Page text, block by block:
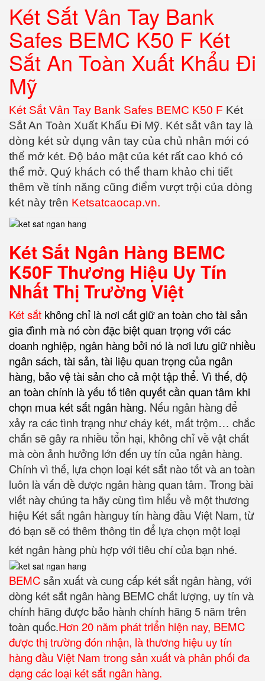
Két Sắt Vân Tay Bank
Safes BEMC K50 F Két
Sắt An Toàn Xuất Khẩu Đi
Mỹ
Két Sắt Vân Tay Bank Safes BEMC K50 F Két
Sắt An Toàn Xuất Khẩu Đi Mỹ. Két sắt vân tay là
dòng két sử dụng vân tay của chủ nhân mới có
thể mở két. Độ bảo mật của két rất cao khó có
thể mở. Quý khách có thể tham khảo chi tiết
thêm về tính năng cũng điểm vượt trội của dòng
két này trên Ketsatcaocap.vn.
Két Sắt Ngân Hàng BEMC
K50F Thương Hiệu Uy Tín
Nhất Thị Trường Việt
Két sắt không chỉ là nơi cất giữ an toàn cho tài sản
gia đình mà nó còn đặc biệt quan trọng với các
doanh nghiệp, ngân hàng bởi nó là nơi lưu giữ nhiều
ngân sách, tài sản, tài liệu quan trọng của ngân
hàng, bảo vệ tài sản cho cả một tập thể. Vì thế, độ
an toàn chính là yếu tố tiên quyết cần quan tâm khi
chọn mua két sắt ngân hàng. Nếu ngân hàng để
xảy ra các tình trạng như cháy két, mất trộm… chắc
chắn sẽ gây ra nhiều tổn hại, không chỉ về vật chất
mà còn ảnh hưởng lớn đến uy tín của ngân hàng.
Chính vì thế, lựa chọn loại két sắt nào tốt và an toàn
luôn là vấn đề được ngân hàng quan tâm. Trong bài
viết này chúng ta hãy cùng tìm hiểu về một thương
hiệu Két sắt ngân hànguy tín hàng đầu Việt Nam, từ
đó bạn sẽ có thêm thông tin để lựa chọn một loại
két ngân hàng phù hợp với tiêu chí của bạn nhé.
BEMCsản xuất và cung cấp két sắt ngân hàng, với
dòng két sắt ngân hàng BEMC chất lượng, uy tín và
chính hãng được bảo hành chính hãng 5 năm trên
toàn quốc.Hơn 20 năm phát triển hiện nay, BEMC
được thị trường đón nhận, là thương hiệu uy tín
hàng đầu Việt Nam trong sản xuất và phân phối đa
dạng các loại két sắt ngân hàng.